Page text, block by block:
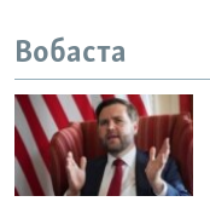
Вобаста